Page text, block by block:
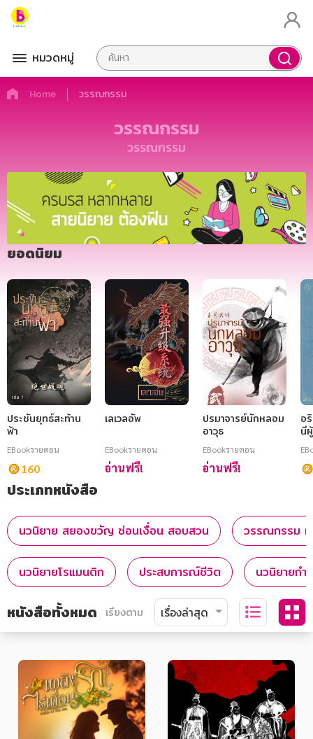
หมวดหมู่
หมวดหมู่หนังสือ
Home วรรณกรรม
วรรณกรรม
วรรณกรรม
ยอดนิยม
ประชันยุทธ์สะท้าน
ฟ้า
EBookรายตอน
160
เลเวลอัพ
EBookรายตอน
อ่านฟรี!
ปรมาจารย์นักหลอม
อาวุธ
EBookรายตอน
อ่านฟรี!
อ
นี
ประเภทหนังสือ
นวนิยาย สยองขวัญ ซ่อนเงื่อน สอบสวน วรรณกรรม
นวนิยายโรแมนติก ประสบการณ์ชีวิต นวนิยายกำ
หนังสือทั้งหมด เรียงตาม